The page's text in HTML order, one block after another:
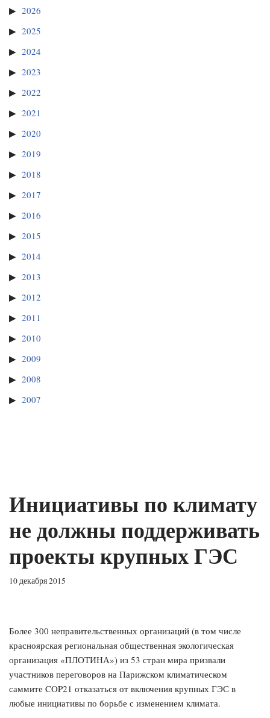
2026
2025
2024
2023
2022
2021
2020
2019
2018
2017
2016
2015
2014
2013
2012
2011
2010
2009
2008
2007
Инициативы по климату
не должны поддерживать
проекты крупных ГЭС
10 декабря 2015
Более 300 неправительственных организаций (в том числе
красноярская региональная общественная экологическая
организация «ПЛОТИНА») из 53 стран мира призвали
участников переговоров на Парижском климатическом
саммите COP21 отказаться от включения крупных ГЭС в
любые инициативы по борьбе с изменением климата.